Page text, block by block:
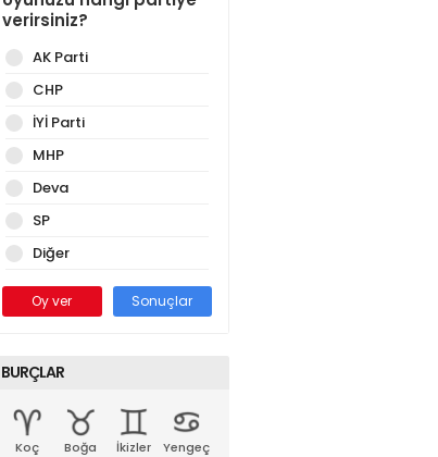
verirsiniz?
AK Parti
CHP
İYİ Parti
MHP
Deva
SP
Diğer
Oy ver Sonuçlar
BURÇLAR
Koç Boğa İkizler Yengeç